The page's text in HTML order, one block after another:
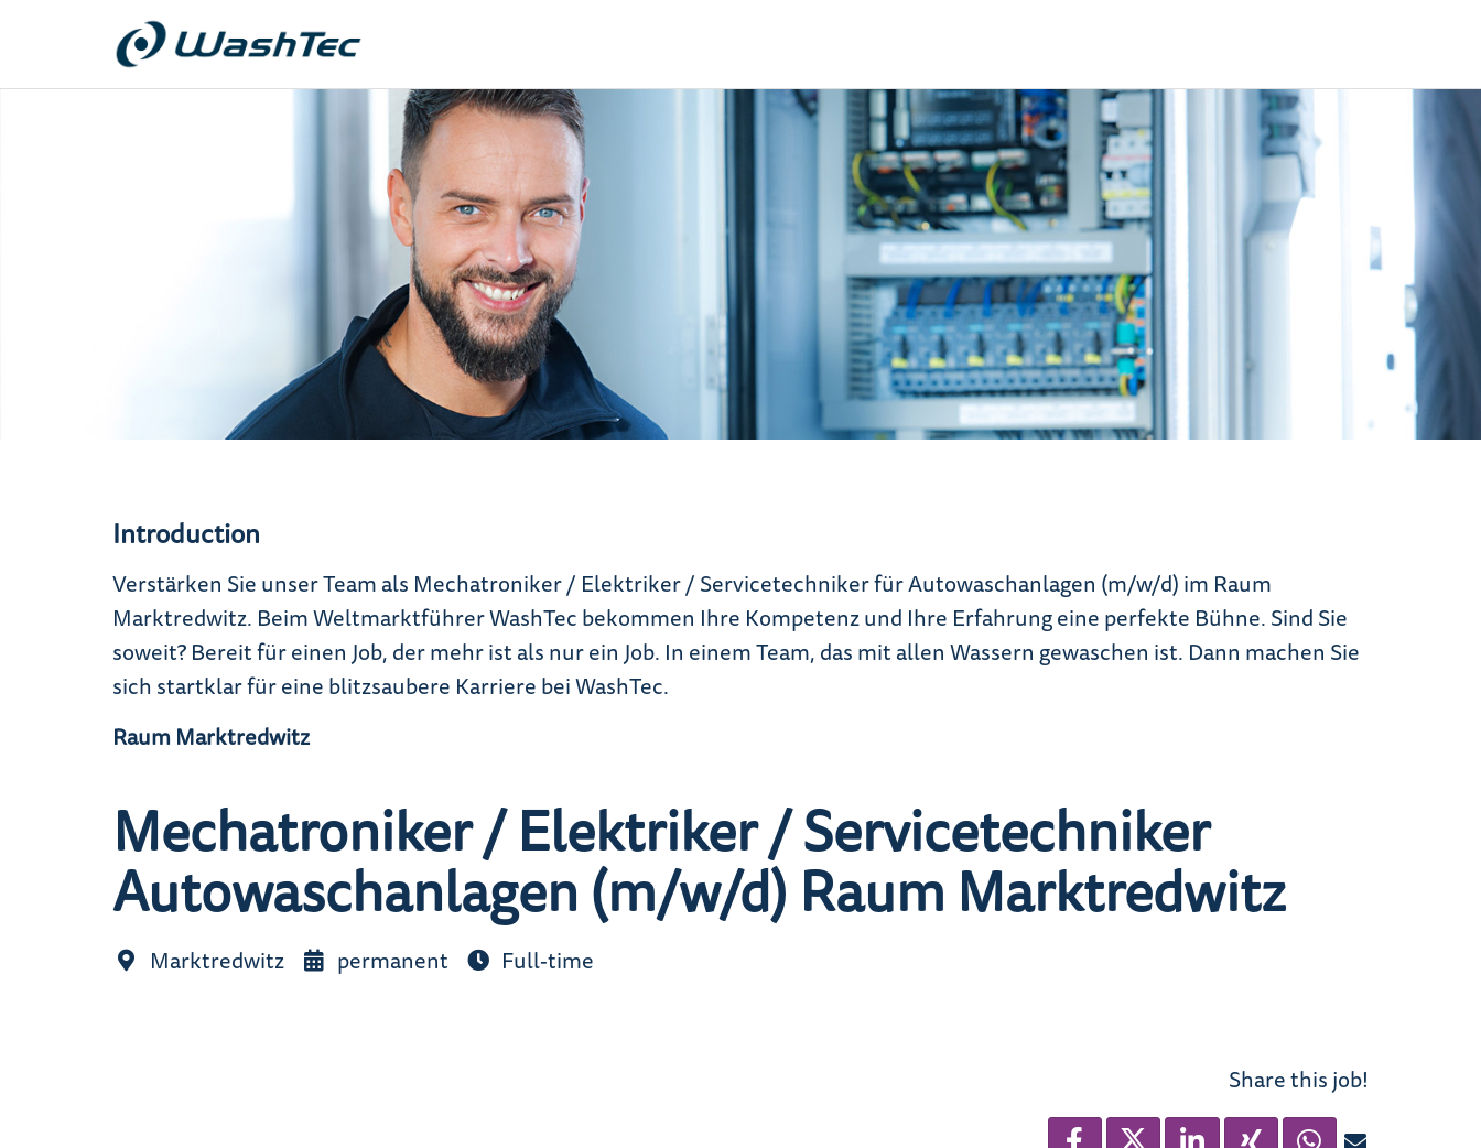
Mechatroniker / Elektriker / Servicetechniker
Autowaschanlagen (m/w/d) Raum Marktredwitz
Marktredwitz permanent Full-time
Share this job!
Introduction
Verstärken Sie unser Team als Mechatroniker / Elektriker / Servicetechniker für Autowaschanlagen (m/w/d) im Raum
Marktredwitz. Beim Weltmarktführer WashTec bekommen Ihre Kompetenz und Ihre Erfahrung eine perfekte Bühne. Sind Sie
soweit? Bereit für einen Job, der mehr ist als nur ein Job. In einem Team, das mit allen Wassern gewaschen ist. Dann machen Sie
sich startklar für eine blitzsaubere Karriere bei WashTec.
Raum Marktredwitz